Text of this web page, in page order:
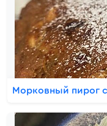
Морковный пирог